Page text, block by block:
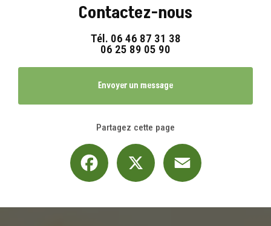
Contactez-nous
Tél. 06 46 87 31 38
06 25 89 05 90
Envoyer un message
Partagez cette page
Facebook